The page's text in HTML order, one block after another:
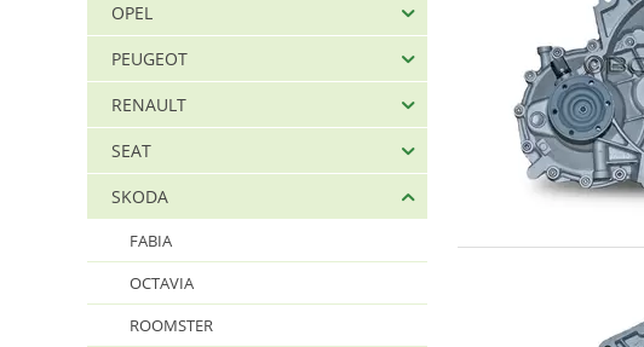
GYT
HDV
HZM
JCN
JCR
JCZ
JDH
JFM
JHG
JHN
OPEL
PEUGEOT
RENAULT
SEAT
SKODA
FABIA
OCTAVIA
ROOMSTER